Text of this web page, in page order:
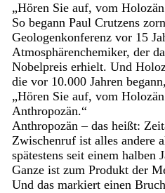
„Hören Sie auf, vom
So begann Paul Crutzens
Geologenkonferenz vor 15
Atmosphärenchemiker, der
Nobelpreis erhielt. Und
die vor 10.000 Jahren
„Hören Sie auf, vom
Anthropozän.“
Anthropozän – das heißt:
Zwischenruf ist alles andere
spätestens seit einem
Ganze ist zum Produkt der
Und das markiert einen